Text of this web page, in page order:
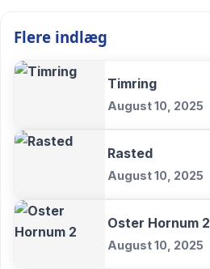
Flere indlæg
Timring
August 10, 2025
Rasted
August 10, 2025
Oster Hornum 2
August 10, 2025